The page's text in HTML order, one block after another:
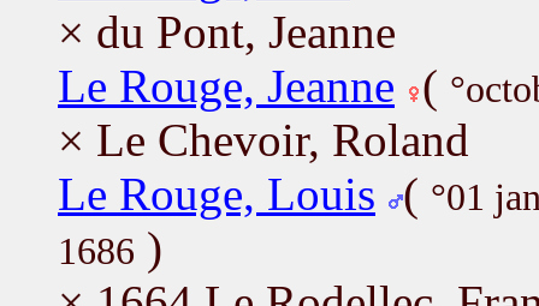
× du Pont, Jeanne
Le Rouge, Jeanne (
× Le Chevoir, Roland
Le Rouge, Louis ( °01
1686 )